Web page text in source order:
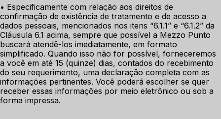
• Especificamente com relação aos direitos de
confirmação de existência de tratamento e de acesso a
dados pessoais, mencionados nos itens “6.1.1” e “6.1.2” da
Cláusula 6.1 acima, sempre que possível a Mezzo Punto
buscará atendê-los imediatamente, em formato
simplificado. Quando isso não for possível, forneceremos
a você em até 15 (quinze) dias, contados do recebimento
do seu requerimento, uma declaração completa com as
informações pertinentes. Você poderá escolher se quer
receber essas informações por meio eletrônico ou sob a
forma impressa.